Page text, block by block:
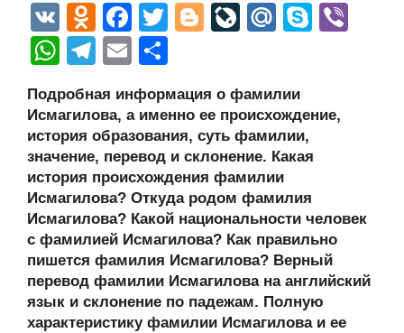
V
K
O
d
n
o
kl
a
ss
ni
ki
F
a
c
e
b
o
o
k
T
er
Bl
g
er
Li
J
o
ur
n
al
M
u
S
e
W
at
s
A
p
p
T
e
gr
a
m
E
ail р
а
в
и
ть
Подробная информация о фамилии
Исмагилова, а именно ее происхождение,
история образования, суть фамилии,
значение, перевод и склонение. Какая
история происхождения фамилии
Исмагилова? Откуда родом фамилия
Исмагилова? Какой национальности человек
с фамилией Исмагилова? Как правильно
пишется фамилия Исмагилова? Верный
перевод фамилии Исмагилова на английский
язык и склонение по падежам. Полную
характеристику фамилии Исмагилова и ее